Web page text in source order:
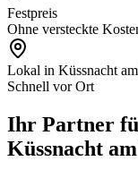
Festpreis
Ohne versteckte
Lokal in Küssnacht
Schnell vor Ort
Ihr Partner
Küssnacht